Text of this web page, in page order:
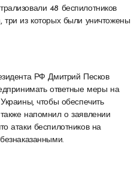
48 беспилотников
из которых были уничтожены
РФ Дмитрий Песков
ответные меры на
чтобы обеспечить
напомнил о заявлении
атаки беспилотников на